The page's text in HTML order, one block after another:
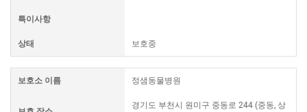
특이사항
상태 보호중
보호소 이름 정샘동물병원
경기도 부천시 원미구 중동로 244 (중동, 상